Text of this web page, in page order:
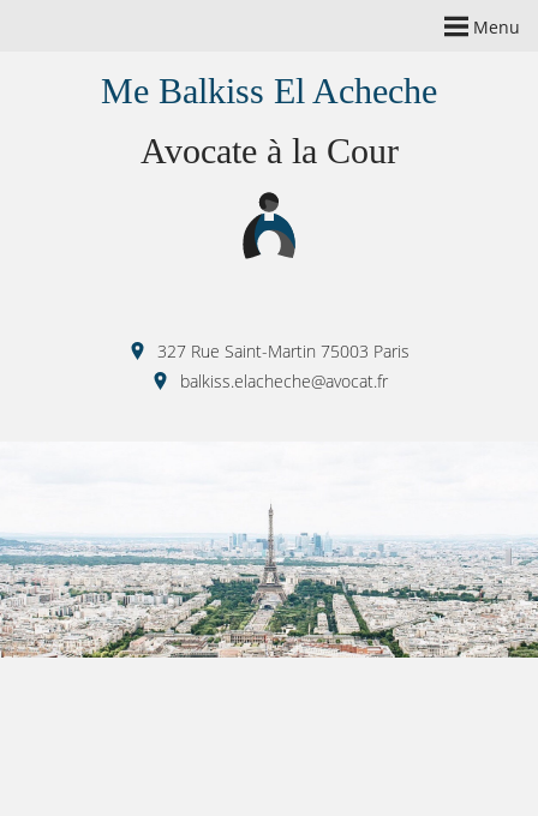
Menu
Me Balkiss El Acheche
Avocate à la Cour
327 Rue Saint-Martin 75003 Paris
balkiss.elacheche@avocat.fr